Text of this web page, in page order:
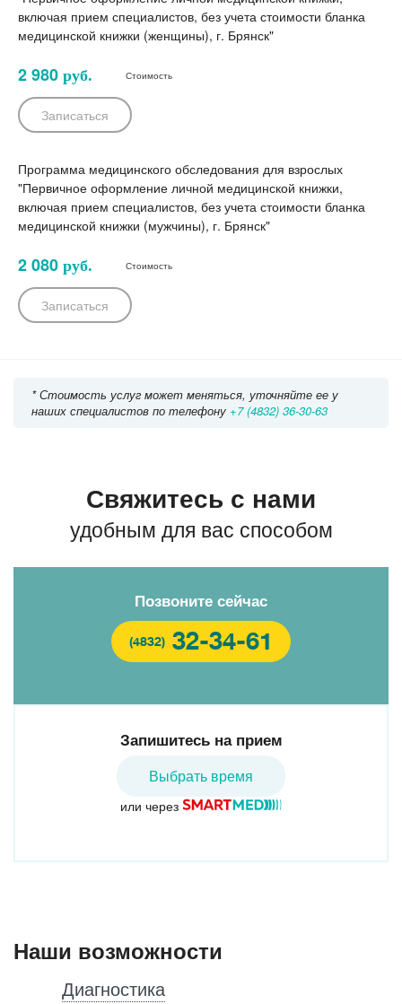
включая прием специалистов, без учета стоимости бланка
медицинской книжки (женщины), г. Брянск"
2 980 руб. Стоимость
Записаться
Программа медицинского обследования для взрослых
"Первичное оформление личной медицинской книжки,
включая прием специалистов, без учета стоимости бланка
медицинской книжки (мужчины), г. Брянск"
2 080 руб. Стоимость
Записаться
* Стоимость услуг может меняться, уточняйте ее у
наших специалистов по телефону +7 (4832) 36-30-63
Свяжитесь с нами
удобным для вас способом
Позвоните сейчас
(4832) 32-34-61
Запишитесь на прием
Выбрать время
или через
Наши возможности
Диагностика